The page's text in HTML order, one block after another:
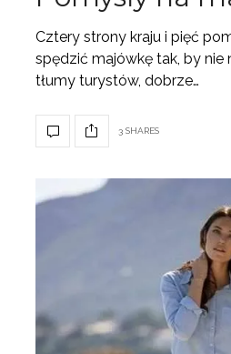
Cztery strony kraju i pięć
spędzić majówkę tak, by nie
tłumy turystów, dobrze…
3 SHARES